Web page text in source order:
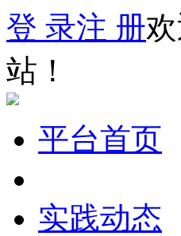
登 录注 册
站！
平台首页
实践动态